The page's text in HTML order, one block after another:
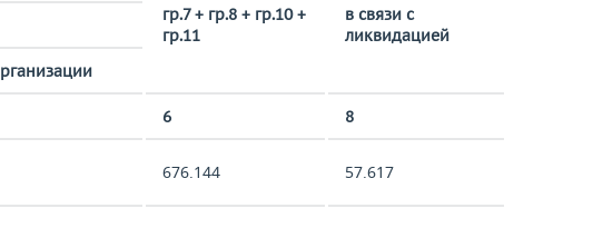
гр.7 + гр.8 + гр.10 +
гр.11
в связи с
ликвидацией
6 8
676.144 57.617